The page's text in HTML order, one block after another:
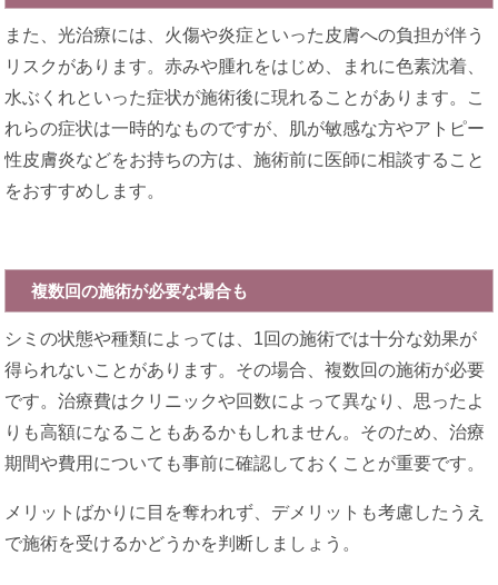
また、光治療には、火傷や炎症といった皮膚への負担が伴う
リスクがあります。赤みや腫れをはじめ、まれに色素沈着、
水ぶくれといった症状が施術後に現れることがあります。こ
れらの症状は一時的なものですが、肌が敏感な方やアトピー
性皮膚炎などをお持ちの方は、施術前に医師に相談すること
をおすすめします。
複数回の施術が必要な場合も
シミの状態や種類によっては、1回の施術では十分な効果が
得られないことがあります。その場合、複数回の施術が必要
です。治療費はクリニックや回数によって異なり、思ったよ
りも高額になることもあるかもしれません。そのため、治療
期間や費用についても事前に確認しておくことが重要です。
メリットばかりに目を奪われず、デメリットも考慮したうえ
で施術を受けるかどうかを判断しましょう。